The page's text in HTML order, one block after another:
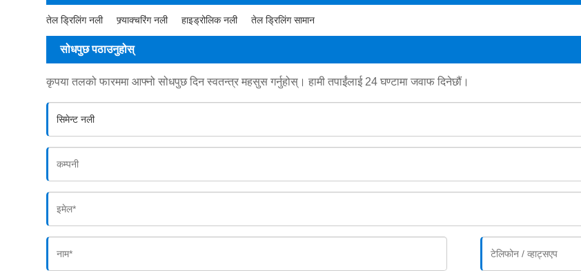
तेल ड्रिलिंग नली फ्र्याक्चरिंग नली हाइड्रोलिक नली तेल ड्रिलिंग सामान
सोधपुछ पठाउनुहोस्
कृपया तलको फारममा आफ्नो सोधपुछ दिन स्वतन्त्र महसुस गर्नुहोस्। हामी तपाईंलाई 24 घण्टामा जवाफ दिनेछौं।